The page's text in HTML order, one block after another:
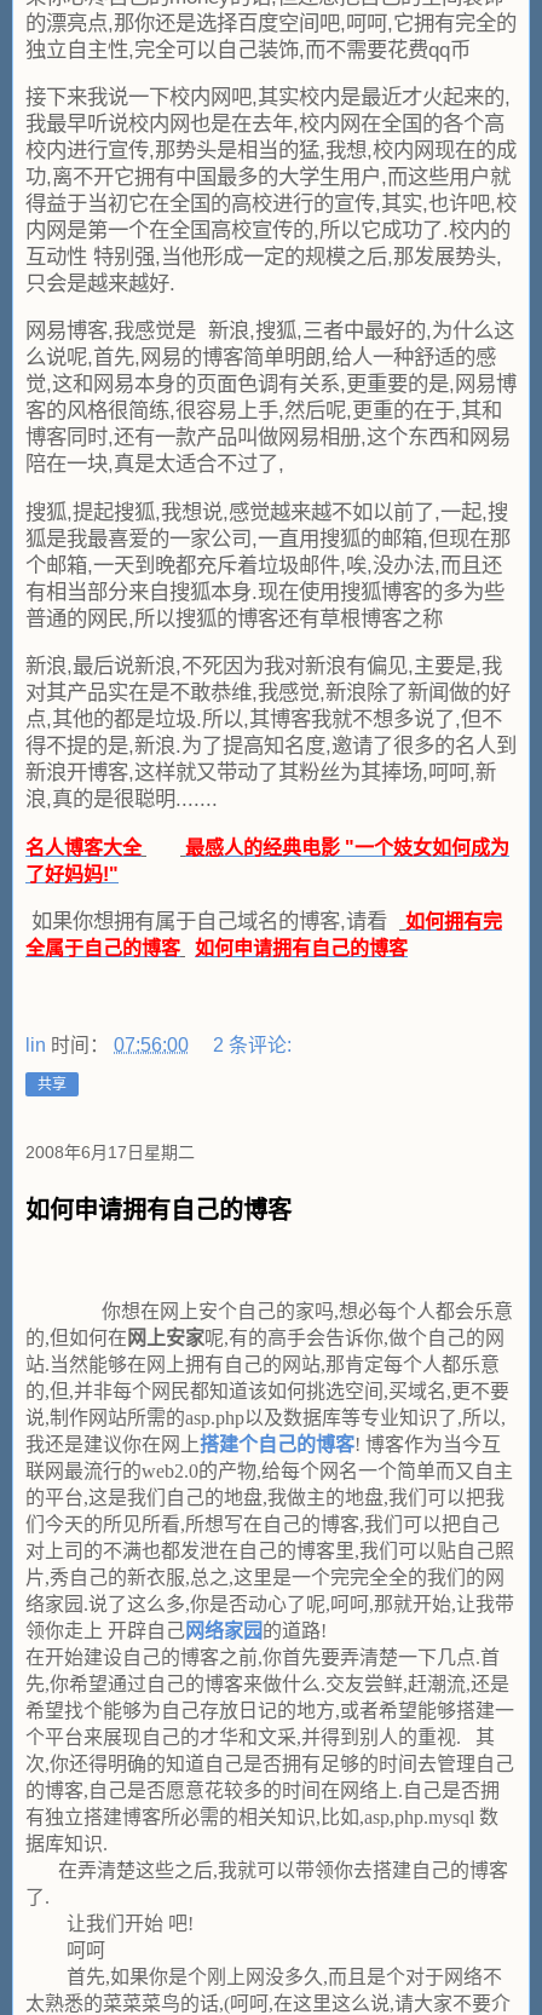
的漂亮点,那你还是选择百度空间吧,呵呵,它拥有完全的
独立自主性,完全可以自己装饰,而不需要花费qq币
接下来我说一下校内网吧,其实校内是最近才火起来的,
我最早听说校内网也是在去年,校内网在全国的各个高
校内进行宣传,那势头是相当的猛,我想,校内网现在的成
功,离不开它拥有中国最多的大学生用户,而这些用户就
得益于当初它在全国的高校进行的宣传,其实,也许吧,校
内网是第一个在全国高校宣传的,所以它成功了.校内的
互动性 特别强,当他形成一定的规模之后,那发展势头,
只会是越来越好.
网易博客,我感觉是 新浪,搜狐,三者中最好的,为什么这
么说呢,首先,网易的博客简单明朗,给人一种舒适的感
觉,这和网易本身的页面色调有关系,更重要的是,网易博
客的风格很简练,很容易上手,然后呢,更重的在于,其和
博客同时,还有一款产品叫做网易相册,这个东西和网易
陪在一块,真是太适合不过了,
搜狐,提起搜狐,我想说,感觉越来越不如以前了,一起,搜
狐是我最喜爱的一家公司,一直用搜狐的邮箱,但现在那
个邮箱,一天到晚都充斥着垃圾邮件,唉,没办法,而且还
有相当部分来自搜狐本身.现在使用搜狐博客的多为些
普通的网民,所以搜狐的博客还有草根博客之称
新浪,最后说新浪,不死因为我对新浪有偏见,主要是,我
对其产品实在是不敢恭维,我感觉,新浪除了新闻做的好
点,其他的都是垃圾.所以,其博客我就不想多说了,但不
得不提的是,新浪.为了提高知名度,邀请了很多的名人到
新浪开博客,这样就又带动了其粉丝为其捧场,呵呵,新
浪,真的是很聪明.......
名人博客大全
最感人的经典电影 "一个妓女如何成为
了好妈妈!"
如果你想拥有属于自己域名的博客,请看
如何拥有完
全属于自己的博客
如何申请拥有自己的博客
lin 时间： 07:56:00 2 条评论:
共享
2008年6月17日星期二
如何申请拥有自己的博客
你想在网上安个自己的家吗,想必每个人都会乐意
的,但如何在 网上安家呢,有的高手会告诉你,做个自己的网
站.当然能够在网上拥有自己的网站,那肯定每个人都乐意
的,但,并非每个网民都知道该如何挑选空间,买域名,更不要
说,制作网站所需的asp.php以及数据库等专业知识了,所以,
我还是建议你在网上搭建个自己的博客! 博客作为当今互
联网最流行的web2.0的产物,给每个网名一个简单而又自主
的平台,这是我们自己的地盘,我做主的地盘,我们可以把我
们今天的所见所看,所想写在自己的博客,我们可以把自己
对上司的不满也都发泄在自己的博客里,我们可以贴自己照
片,秀自己的新衣服,总之,这里是一个完完全全的我们的网
络家园.说了这么多,你是否动心了呢,呵呵,那就开始,让我带
领你走上 开辟自己网络家园的道路!
在开始建设自己的博客之前,你首先要弄清楚一下几点.首
先,你希望通过自己的博客来做什么.交友尝鲜,赶潮流,还是
希望找个能够为自己存放日记的地方,或者希望能够搭建一
个平台来展现自己的才华和文采,并得到别人的重视. 其
次,你还得明确的知道自己是否拥有足够的时间去管理自己
的博客,自己是否愿意花较多的时间在网络上.自己是否拥
有独立搭建博客所必需的相关知识,比如,asp,php.mysql 数
据库知识.
在弄清楚这些之后,我就可以带领你去搭建自己的博客
了.
让我们开始 吧!
呵呵
首先,如果你是个刚上网没多久,而且是个对于网络不
太熟悉的菜菜菜鸟的话,(呵呵,在这里这么说,请大家不要介